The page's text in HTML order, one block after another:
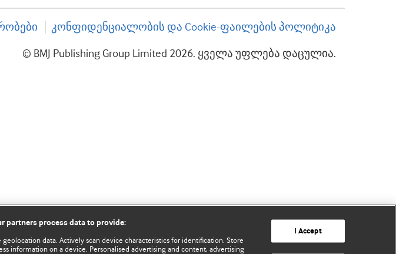
კონფიდენციალობის და Cookie-ფაილების პოლიტიკა
© BMJ Publishing Group Limited 2026. ყველა უფლება დაცულია.
partners process data to provide:
geolocation data. Actively scan device characteristics for identification. Store
information on a device. Personalised advertising and content, advertising
I Accept